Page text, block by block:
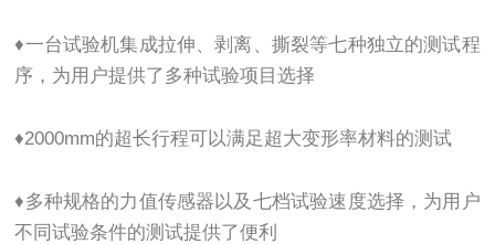
♦一台试验机集成拉伸、剥离、撕裂等七种独立的测试程
序，为用户提供了多种试验项目选择
♦2000mm的超长行程可以满足超大变形率材料的测试
♦多种规格的力值传感器以及七档试验速度选择，为用户
不同试验条件的测试提供了便利